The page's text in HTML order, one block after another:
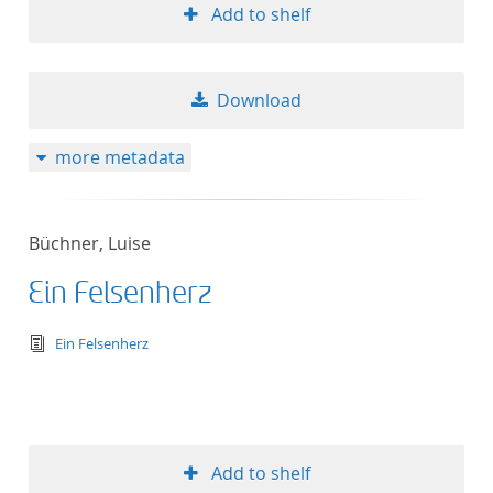
Add to shelf
Download
more metadata
Büchner, Luise
Ein Felsenherz
text/tg.edition+tg.aggregation+xml
Ein Felsenherz
Add to shelf